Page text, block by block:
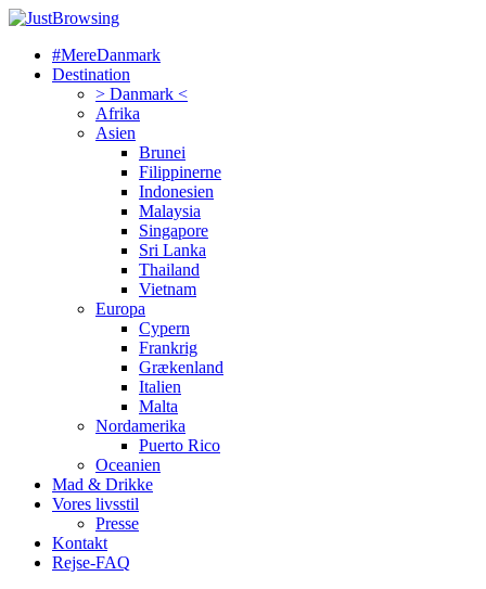
#MereDanmark
Destination
> Danmark <
Afrika
Asien
Brunei
Filippinerne
Indonesien
Malaysia
Singapore
Sri Lanka
Thailand
Vietnam
Europa
Cypern
Frankrig
Grækenland
Italien
Malta
Nordamerika
Puerto Rico
Oceanien
Mad & Drikke
Vores livsstil
Presse
Kontakt
Rejse-FAQ